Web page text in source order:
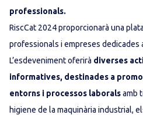
professionals.
RiscCat 2024 proporcionarà una
professionals i empreses dedicades
L’esdeveniment oferirà diverses
informatives, destinades a
entorns i processos laboralsamb
higiene de la maquinària industrial,